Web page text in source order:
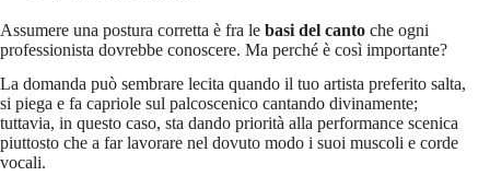
Assumere una postura corretta è fra le basi del canto che ogni
professionista dovrebbe conoscere. Ma perché è così importante?
La domanda può sembrare lecita quando il tuo artista preferito salta,
si piega e fa capriole sul palcoscenico cantando divinamente;
tuttavia, in questo caso, sta dando priorità alla performance scenica
piuttosto che a far lavorare nel dovuto modo i suoi muscoli e corde
vocali.